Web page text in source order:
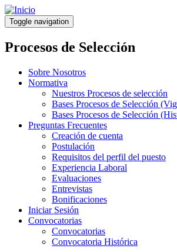
Pasar
al
contenido
principal
Toggle navigation
Procesos de Selección
Sobre Nosotros
Normativa
Nuestros Procesos de selección
Bases Procesos de Selección
Bases Procesos de Selección
Preguntas Frecuentes
Creación de cuenta
Postulación
Requisitos del perfil del puesto
Experiencia Laboral
Evaluaciones
Entrevistas
Bonificaciones
Iniciar Sesión
Convocatorias
Convocatorias
Convocatoria Histórica